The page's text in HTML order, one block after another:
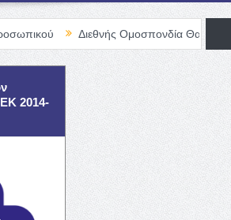
Διεθνής Ομοσπονδία Θαλασσαιμίας – TIF
2014-